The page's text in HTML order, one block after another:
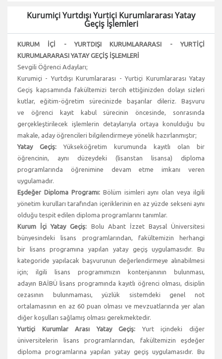
Kurumiçi Yurtdışı Yurtiçi Kurumlararası Yatay
Geçiş İşlemleri
KURUM İÇİ - YURTDIŞI KURUMLARARASI - YURTİÇİ
KURUMLARARASI YATAY GEÇİŞ İŞLEMLERİ
Sevgili Öğrenci Adayları;
Kurumiçi - Yurtdışı Kurumlararası - Yurtiçi Kurumlararası Yatay
Geçiş kapsamında fakültemizi tercih ettiğinizden dolayı sizleri
kutlar, eğitim-öğretim sürecinizde başarılar dileriz. Başvuru
ve öğrenci kayıt kabul sürecinin öncesinde, sonrasında
gerçekleştirilecek işlemlerin detaylarıyla ortaya konulduğu bu
makale, aday öğrencileri bilgilendirmeye yönelik hazırlanmıştır;
Yatay Geçiş: Yükseköğretim kurumunda kayıtlı olan bir
öğrencinin, aynı düzeydeki (lisanstan lisansa) diploma
programlarında öğrenimine devam etme imkanı veren
uygulamadır.
Eşdeğer Diploma Programı:Bölüm isimleri aynı olan veya ilgili
yönetim kurulları tarafından içeriklerinin en az yüzde sekseni aynı
olduğu tespit edilen diploma programlarını tanımlar.
Kurum İçi Yatay Geçiş: Bolu Abant İzzet Baysal Üniversitesi
bünyesindeki lisans programlarından, fakültemizin herhangi
bir lisans programına yapılan yatay geçiş uygulamasıdır. Bu
kategoride yapılacak başvurunun değerlendirmeye alınabilmesi
için; ilgili lisans programımızın kontenjanının bulunması,
adayın BAİBÜ lisans programında kayıtlı öğrenci olması, disiplin
cezasının bulunmaması, yüzlük sistemdeki genel not
ortalamasının en az 60 puan olması ve mevzuatlarında yer alan
diğer koşulları sağlamış olması gerekmektedir.
Yurtiçi Kurumlar Arası Yatay Geçiş: Yurt içindeki diğer
üniversitelerin lisans programlarından, fakültemizin eşdeğer
diploma programlarına yapılan yatay geçiş uygulamasıdır. Bu